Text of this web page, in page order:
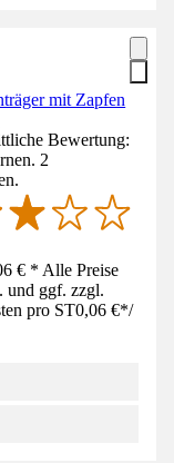
mit Zapfen
Bewertung:
2
€ * Alle Preise
und ggf. zzgl.
pro ST0,06 €*/